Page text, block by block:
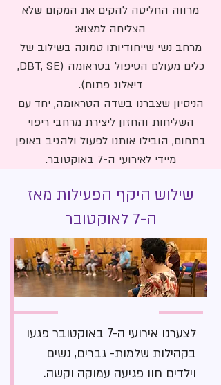
מרווה החליטה להקים את המקום שלא
הצליחה למצוא:
מרחב נשי שייחודיותו טמונה בשילוב של
כלים מעולם הטיפול בטראומה (DBT, SE,
דיאלוג פתוח).
הניסיון שצברנו בשדה הטראומה, יחד עם
השליחות והחזון ליצירת מרחבי ריפוי
בתחום, הובילו אותנו לפעול ולהגיב באופן
מיידי לאירועי ה-7 באוקטובר.
שילוש היקף הפעילות מאז
ה-7 לאוקטובר
לצערנו אירועי ה-7 באוקטובר פגעו
בקהילות שלמות- גברים, נשים
וילדים חוו פגיעה עמוקה וקשה.